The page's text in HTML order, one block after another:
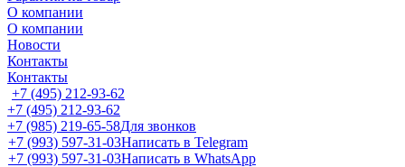
О компании
О компании
Новости
Контакты
Контакты
+7 (495) 212-93-62
+7 (495) 212-93-62
+7 (985) 219-65-58Для звонков
+7 (993) 597-31-03Написать в Telegram
+7 (993) 597-31-03Написать в WhatsApp